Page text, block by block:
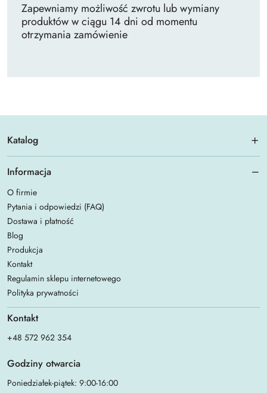
Zapewniamy możliwość zwrotu lub wymiany
produktów w ciągu 14 dni od momentu
otrzymania zamówienie
Katalog
Informacja
O firmie
Pytania i odpowiedzi (FAQ)
Dostawa i płatność
Blog
Produkcja
Kontakt
Regulamin sklepu internetowego
Polityka prywatności
Kontakt
+48 572 962 354
Godziny otwarcia
Poniedziałek-piątek: 9:00-16:00